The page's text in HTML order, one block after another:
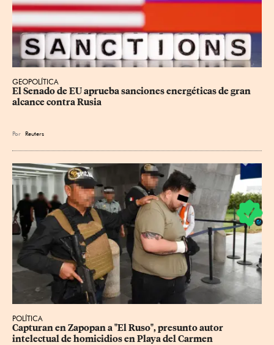
GEOPOLÍTICA
El Senado de EU aprueba sanciones energéticas de gran
alcance contra Rusia
Por Reuters
POLÍTICA
Capturan en Zapopan a "El Ruso", presunto autor
intelectual de homicidios en Playa del Carmen